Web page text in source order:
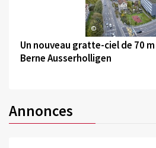
©
Un nouveau gratte-ciel de 70
Berne Ausserholligen
Annonces